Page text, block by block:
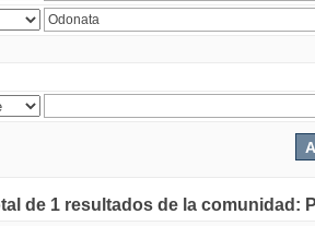
de 1 resultados de la